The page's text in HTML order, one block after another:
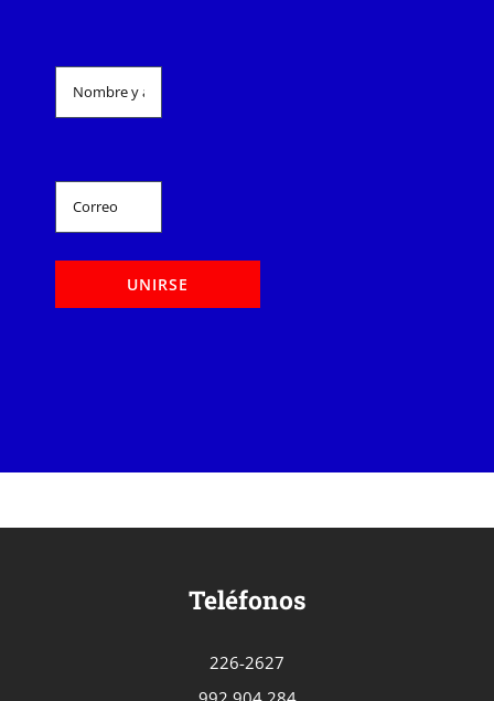
Teléfonos
226-2627